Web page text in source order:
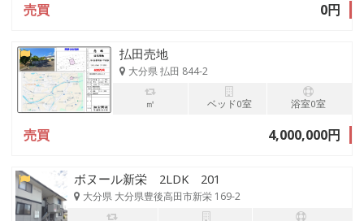
売買 0円
払田売地
大分県 払田 844-2
㎡ ベッド0室 浴室0室
売買 4,000,000円
ボヌール新栄 2LDK 201
大分県 大分県豊後高田市新栄 169-2